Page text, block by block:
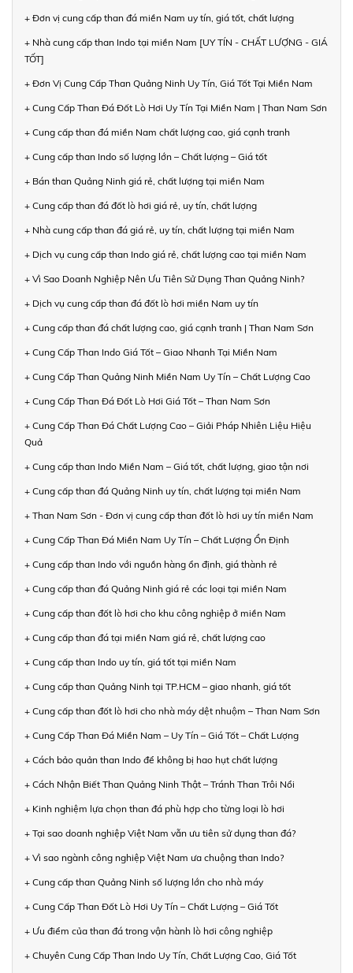
+ Đơn vị cung cấp than đá miền Nam uy tín, giá tốt, chất lượng
+ Nhà cung cấp than Indo tại miền Nam [UY TÍN - CHẤT LƯỢNG - GIÁ
TỐT]
+ Đơn Vị Cung Cấp Than Quảng Ninh Uy Tín, Giá Tốt Tại Miền Nam
+ Cung Cấp Than Đá Đốt Lò Hơi Uy Tín Tại Miền Nam | Than Nam Sơn
+ Cung cấp than đá miền Nam chất lượng cao, giá cạnh tranh
+ Cung cấp than Indo số lượng lớn – Chất lượng – Giá tốt
+ Bán than Quảng Ninh giá rẻ, chất lượng tại miền Nam
+ Cung cấp than đá đốt lò hơi giá rẻ, uy tín, chất lượng
+ Nhà cung cấp than đá giá rẻ, uy tín, chất lượng tại miền Nam
+ Dịch vụ cung cấp than Indo giá rẻ, chất lượng cao tại miền Nam
+ Vì Sao Doanh Nghiệp Nên Ưu Tiên Sử Dụng Than Quảng Ninh?
+ Dịch vụ cung cấp than đá đốt lò hơi miền Nam uy tín
+ Cung cấp than đá chất lượng cao, giá cạnh tranh | Than Nam Sơn
+ Cung Cấp Than Indo Giá Tốt – Giao Nhanh Tại Miền Nam
+ Cung Cấp Than Quảng Ninh Miền Nam Uy Tín – Chất Lượng Cao
+ Cung Cấp Than Đá Đốt Lò Hơi Giá Tốt – Than Nam Sơn
+ Cung Cấp Than Đá Chất Lượng Cao – Giải Pháp Nhiên Liệu Hiệu
Quả
+ Cung cấp than Indo Miền Nam – Giá tốt, chất lượng, giao tận nơi
+ Cung cấp than đá Quảng Ninh uy tín, chất lượng tại miền Nam
+ Than Nam Sơn - Đơn vị cung cấp than đốt lò hơi uy tín miền Nam
+ Cung Cấp Than Đá Miền Nam Uy Tín – Chất Lượng Ổn Định
+ Cung cấp than Indo với nguồn hàng ổn định, giá thành rẻ
+ Cung cấp than đá Quảng Ninh giá rẻ các loại tại miền Nam
+ Cung cấp than đốt lò hơi cho khu công nghiệp ở miền Nam
+ Cung cấp than đá tại miền Nam giá rẻ, chất lượng cao
+ Cung cấp than Indo uy tín, giá tốt tại miền Nam
+ Cung cấp than Quảng Ninh tại TP.HCM – giao nhanh, giá tốt
+ Cung cấp than đốt lò hơi cho nhà máy dệt nhuộm – Than Nam Sơn
+ Cung Cấp Than Đá Miền Nam – Uy Tín – Giá Tốt – Chất Lượng
+ Cách bảo quản than Indo để không bị hao hụt chất lượng
+ Cách Nhận Biết Than Quảng Ninh Thật – Tránh Than Trôi Nổi
+ Kinh nghiệm lựa chọn than đá phù hợp cho từng loại lò hơi
+ Tại sao doanh nghiệp Việt Nam vẫn ưu tiên sử dụng than đá?
+ Vì sao ngành công nghiệp Việt Nam ưa chuộng than Indo?
+ Cung cấp than Quảng Ninh số lượng lớn cho nhà máy
+ Cung Cấp Than Đốt Lò Hơi Uy Tín – Chất Lượng – Giá Tốt
+ Ưu điểm của than đá trong vận hành lò hơi công nghiệp
+ Chuyên Cung Cấp Than Indo Uy Tín, Chất Lượng Cao, Giá Tốt